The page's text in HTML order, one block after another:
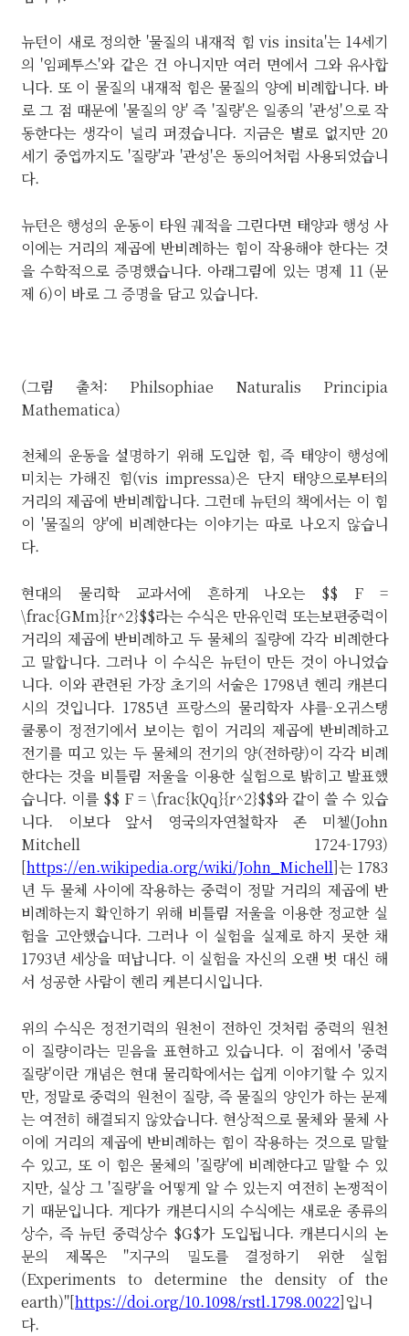
뉴턴이 새로 정의한 '물질의 내재적 힘 vis insita'는 14세기
의 '임페투스'와 같은 건 아니지만 여러 면에서 그와 유사합
니다. 또 이 물질의 내재적 힘은 물질의 양에 비례합니다. 바
로 그 점 때문에 '물질의 양' 즉 '질량'은 일종의 '관성'으로 작
동한다는 생각이 널리 퍼졌습니다. 지금은 별로 없지만 20
세기 중엽까지도 '질량'과 '관성'은 동의어처럼 사용되었습니
다.
뉴턴은 행성의 운동이 타원 궤적을 그린다면 태양과 행성 사
이에는 거리의 제곱에 반비례하는 힘이 작용해야 한다는 것
을 수학적으로 증명했습니다. 아래그림에 있는 명제 11 (문
제 6)이 바로 그 증명을 담고 있습니다.
(그림 출처: Philsophiae Naturalis Principia
Mathematica)
천체의 운동을 설명하기 위해 도입한 힘, 즉 태양이 행성에
미치는 가해진 힘(vis impressa)은 단지 태양으로부터의
거리의 제곱에 반비례합니다. 그런데 뉴턴의 책에서는 이 힘
이 '물질의 양'에 비례한다는 이야기는 따로 나오지 않습니
다.
현대의 물리학 교과서에 흔하게 나오는 $$ F =
\frac{GMm}{r^2}$$라는 수식은 만유인력 또는보편중력이
거리의 제곱에 반비례하고 두 물체의 질량에 각각 비례한다
고 말합니다. 그러나 이 수식은 뉴턴이 만든 것이 아니었습
니다. 이와 관련된 가장 초기의 서술은 1798년 헨리 캐븐디
시의 것입니다. 1785년 프랑스의 물리학자 샤를-오귀스탱
쿨롱이 정전기에서 보이는 힘이 거리의 제곱에 반비례하고
전기를 띠고 있는 두 물체의 전기의 양(전하량)이 각각 비례
한다는 것을 비틀림 저울을 이용한 실험으로 밝히고 발표했
습니다. 이를 $$ F = \frac{kQq}{r^2}$$와 같이 쓸 수 있습
니다. 이보다 앞서 영국의자연철학자 존 미첼(John
Mitchell 1724-1793)
[https://en.wikipedia.org/wiki/John_Michell]는 1783
년 두 물체 사이에 작용하는 중력이 정말 거리의 제곱에 반
비례하는지 확인하기 위해 비틀림 저울을 이용한 정교한 실
험을 고안했습니다. 그러나 이 실험을 실제로 하지 못한 채
1793년 세상을 떠납니다. 이 실험을 자신의 오랜 벗 대신 해
서 성공한 사람이 헨리 케븐디시입니다.
위의 수식은 정전기력의 원천이 전하인 것처럼 중력의 원천
이 질량이라는 믿음을 표현하고 있습니다. 이 점에서 '중력
질량'이란 개념은 현대 물리학에서는 쉽게 이야기할 수 있지
만, 정말로 중력의 원천이 질량, 즉 물질의 양인가 하는 문제
는 여전히 해결되지 않았습니다. 현상적으로 물체와 물체 사
이에 거리의 제곱에 반비례하는 힘이 작용하는 것으로 말할
수 있고, 또 이 힘은 물체의 '질량'에 비례한다고 말할 수 있
지만, 실상 그 '질량'을 어떻게 알 수 있는지 여전히 논쟁적이
기 때문입니다. 게다가 캐븐디시의 수식에는 새로운 종류의
상수, 즉 뉴턴 중력상수 $G$가 도입됩니다. 캐븐디시의 논
문의 제목은 "지구의 밀도를 결정하기 위한 실험
(Experiments to determine the density of the
earth)"[https://doi.org/10.1098/rstl.1798.0022]입니
다.